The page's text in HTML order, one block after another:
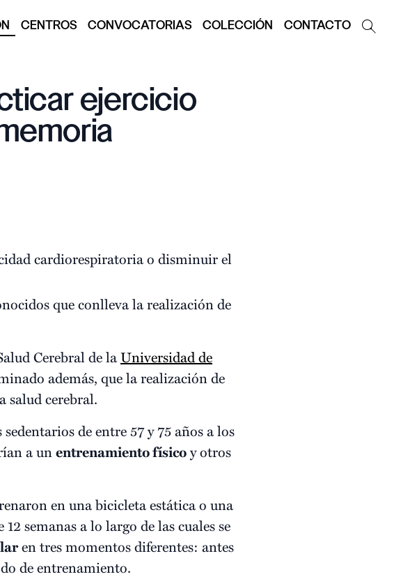
CENTROS CONVOCATORIAS COLECCIÓN CONTACTO
ejercicio
cardiorespiratoria o disminuir el
que conlleva la realización de
Cerebral de laUniversidad de
además, que la realización de
salud cerebral.
de entre 57 y 75 años a los
a unentrenamiento físicoy otros
en una bicicleta estática o una
semanas a lo largo de las cuales se
en tres momentos diferentes: antes
de entrenamiento.